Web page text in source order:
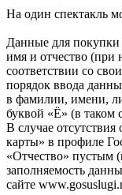
На один спектакль
Данные для
имя и отчество (при
соответствии со
порядок ввода
в фамилии, имени,
буквой «Ё» (в таком
В случае
карты» в профиле
«Отчество» пустым
заполняемость
сайте